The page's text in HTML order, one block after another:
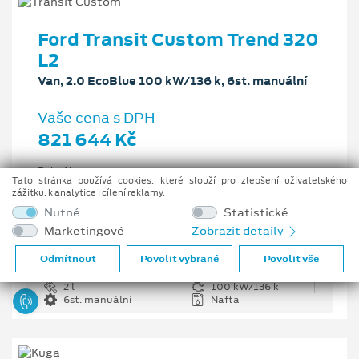
Ford Transit Custom Trend 320
L2
Van, 2.0 EcoBlue 100 kW/136 k, 6st. manuální
Vaše cena s DPH
821 644 Kč
Pobočka
Opava
1 226 335 Kč
Cenové zvýhodnění
404 691 Kč
2 l
100 kW/136 k
6st. manuální
Nafta
Tato stránka používá cookies, které slouží pro zlepšení uživatelského
zážitku, k analytice i cílení reklamy.
Nutné
Statistické
Marketingové
Zobrazit detaily
Odmítnout Povolit vybrané Povolit vše